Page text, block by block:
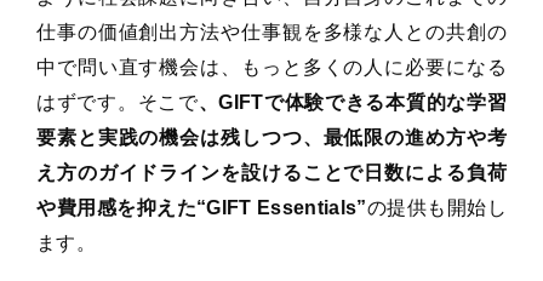
仕事の価値創出方法や仕事観を多様な人との共創の
中で問い直す機会は、もっと多くの人に必要になる
はずです。そこで、GIFTで体験できる本質的な学習
要素と実践の機会は残しつつ、最低限の進め方や考
え方のガイドラインを設けることで日数による負荷
や費用感を抑えた“GIFT Essentials”の提供も開始し
ます。